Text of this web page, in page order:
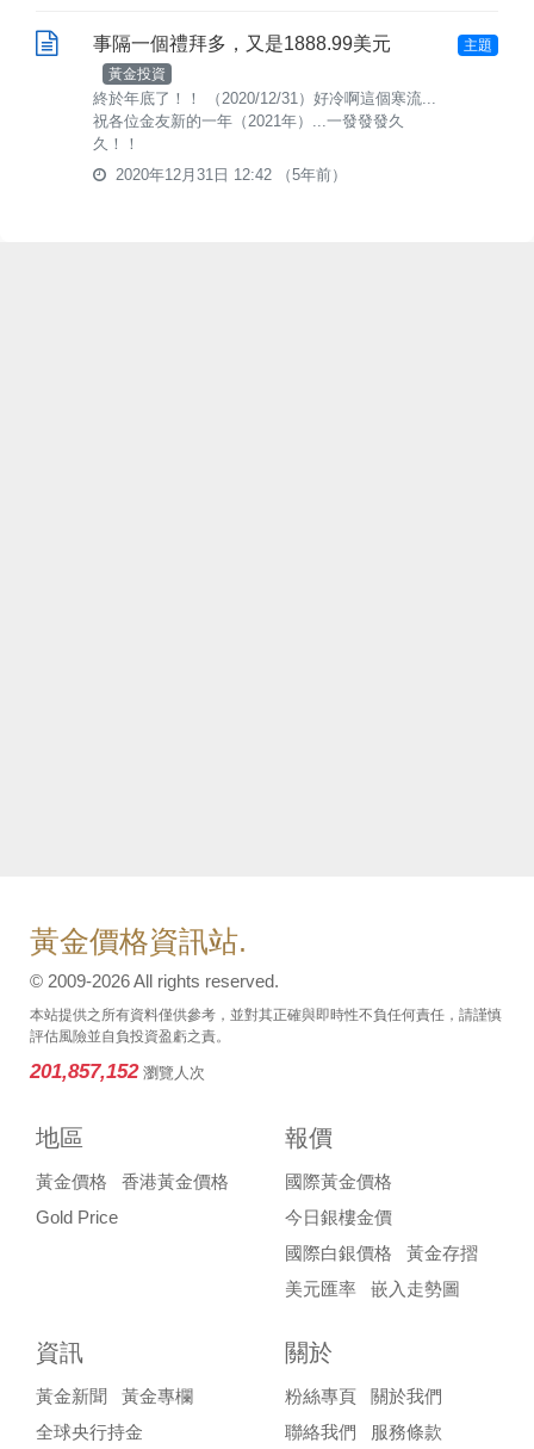
事隔一個禮拜多，又是1888.99美元
黃金投資
終於年底了！！ （2020/12/31）好冷啊這個寒流...
祝各位金友新的一年（2021年）...一發發發久
久！！
2020年12月31日 12:42
（5年前）
主題
黃金價格資訊站.
© 2009-2026 All rights reserved.
本站提供之所有資料僅供參考，並對其正確與即時性不負任何責任，請謹慎
評估風險並自負投資盈虧之責。
201,857,152 瀏覽人次
地區
黃金價格
香港黃金價格
Gold Price
報價
國際黃金價格
今日銀樓金價
國際白銀價格
黃金存摺
美元匯率
嵌入走勢圖
資訊
黃金新聞
黃金專欄
全球央行持金
關於
粉絲專頁
關於我們
聯絡我們
服務條款